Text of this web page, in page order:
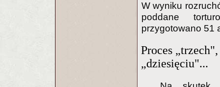
W wyniku
poddane
przygotowano 51
Proces
„dziesięciu"...